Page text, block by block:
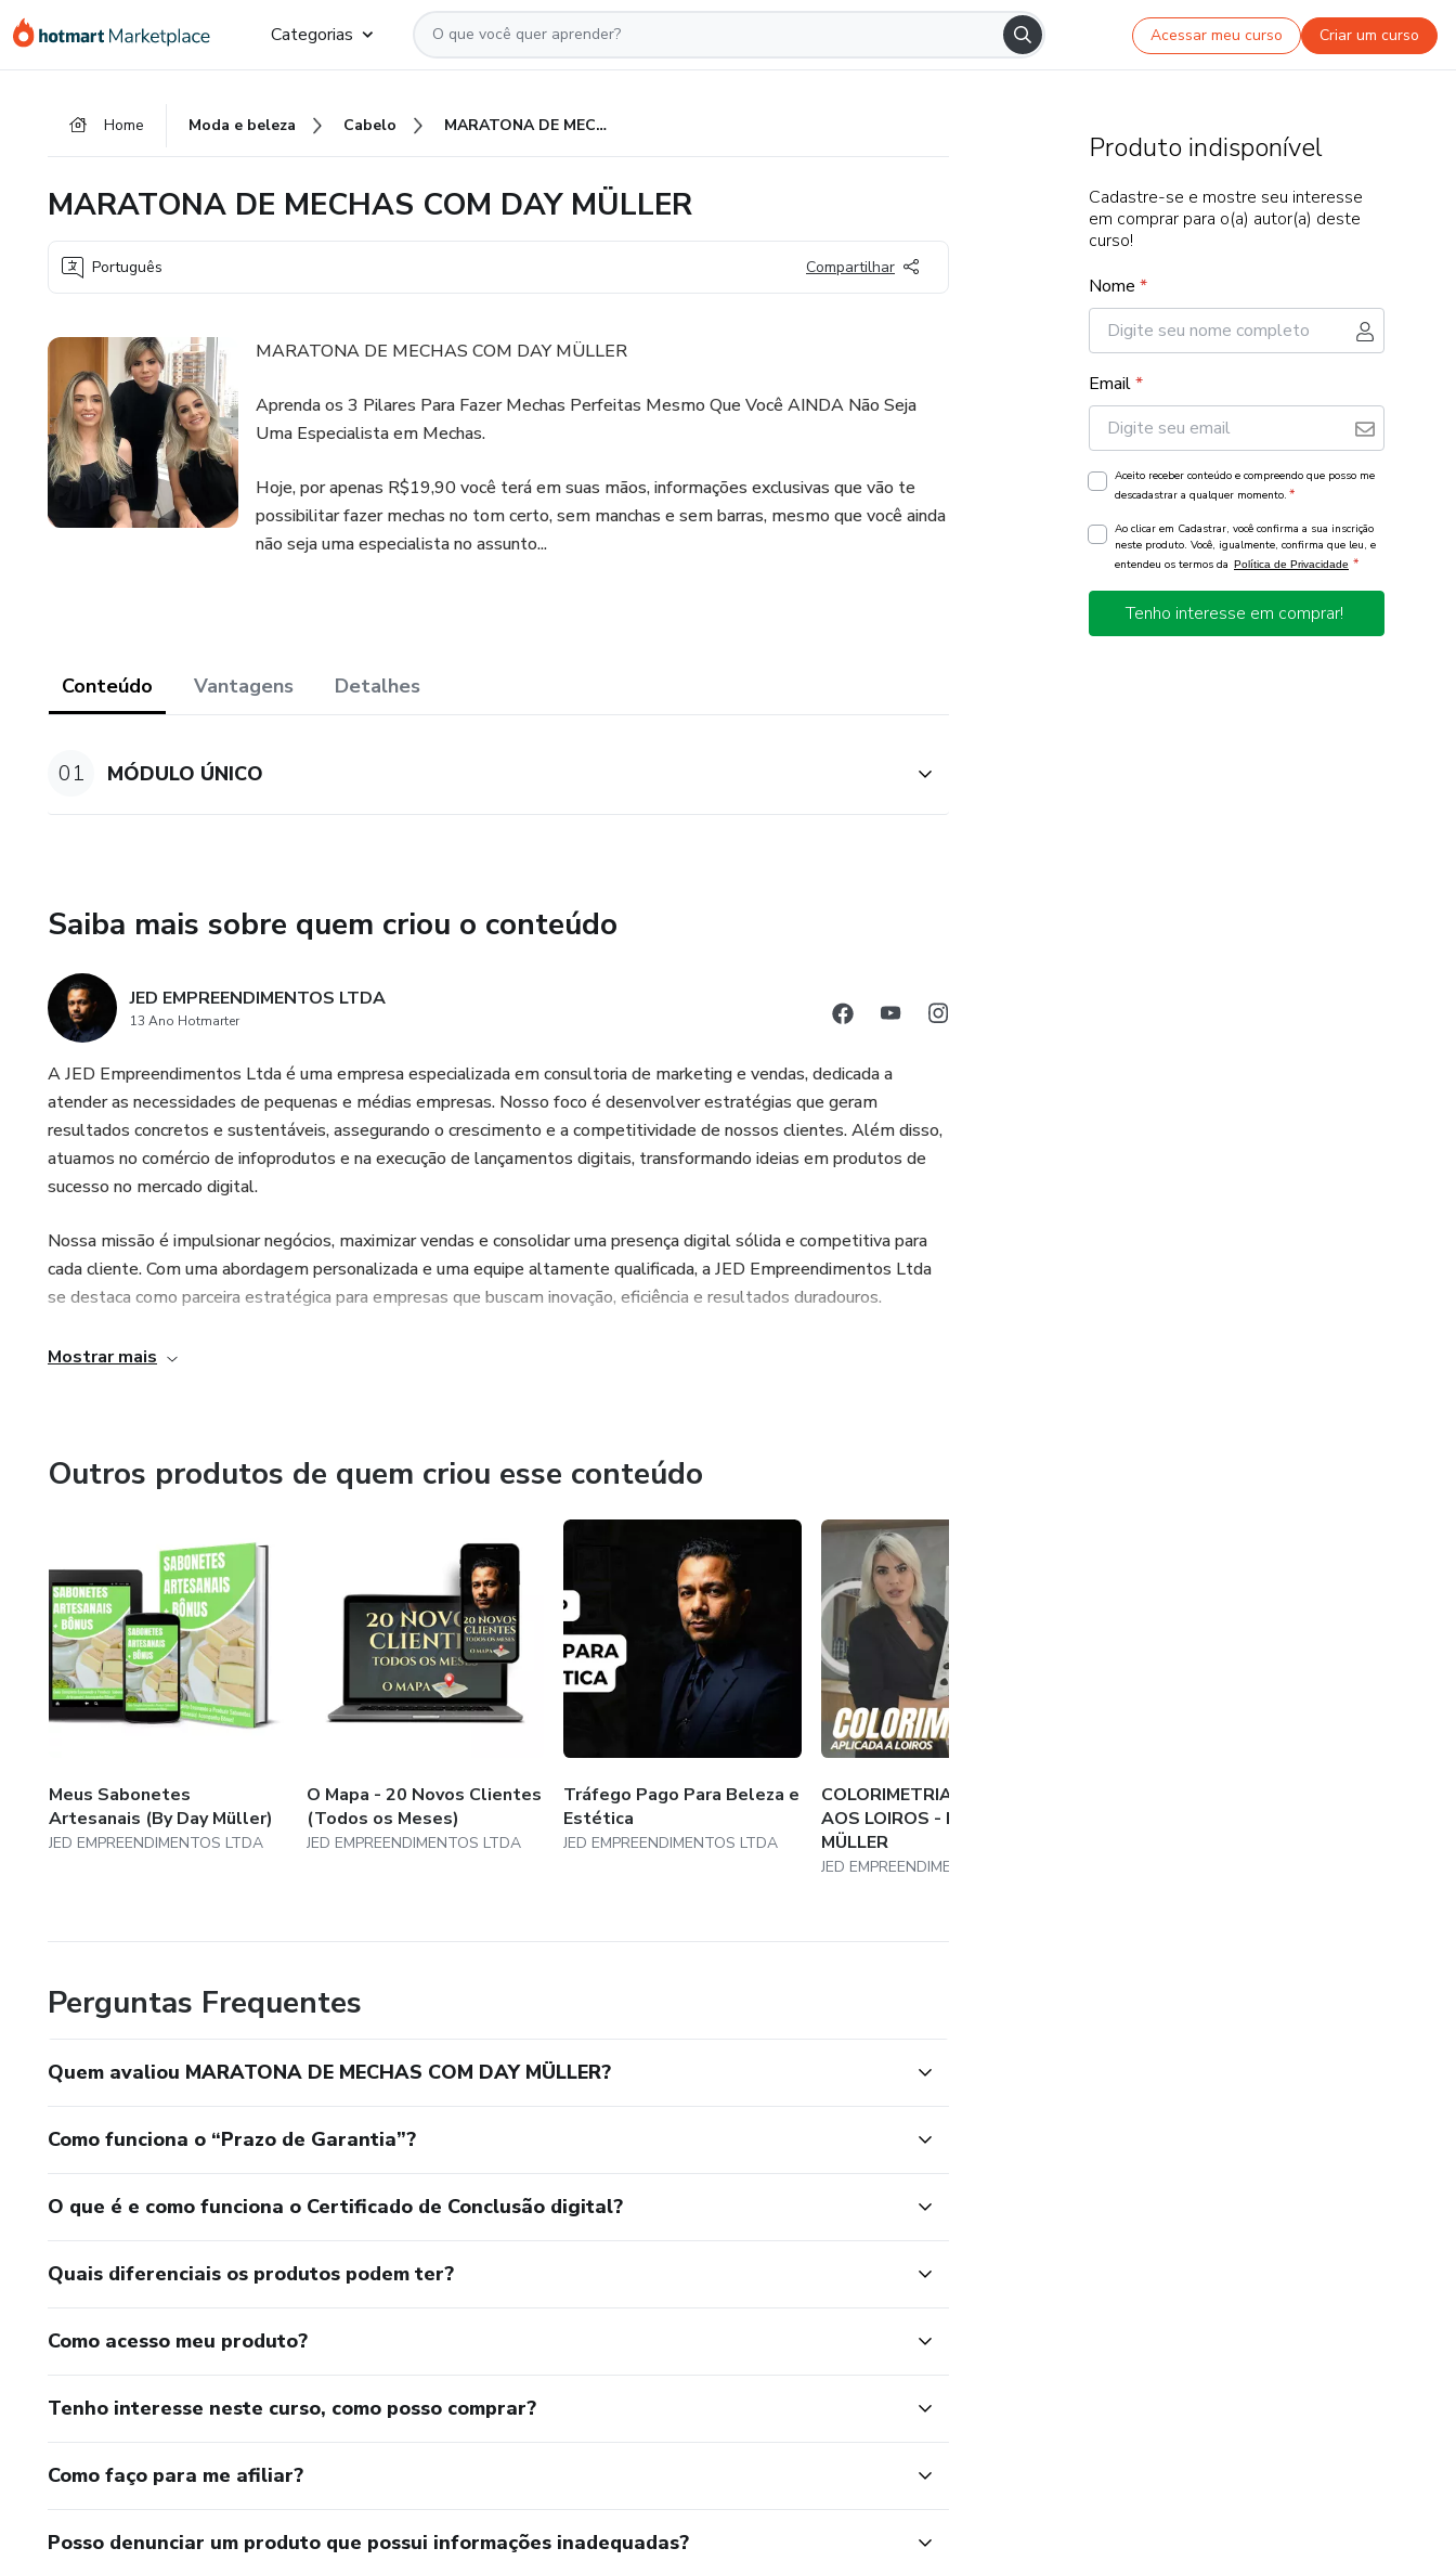
para
para
para
Categorias Acessar meu curso Criar um curso
Home Moda e beleza Cabelo MARATONA DE MECHAS COM DAY MÜLLER
MARATONA DE MECHAS COM DAY MÜLLER
Português Compartilhar
MARATONA DE MECHAS COM DAY MÜLLER
Aprenda os 3 Pilares Para Fazer Mechas Perfeitas Mesmo Que Você AINDA Não Seja
Uma Especialista em Mechas.
Hoje, por apenas R$19,90 você terá em suas mãos, informações exclusivas que vão te
possibilitar fazer mechas no tom certo, sem manchas e sem barras, mesmo que você ainda
não seja uma especialista no assunto...
Conteúdo Vantagens Detalhes
01 MÓDULO ÚNICO
Saiba mais sobre quem criou o conteúdo
JED EMPREENDIMENTOS LTDA
13 Ano Hotmarter
A JED Empreendimentos Ltda é uma empresa especializada em consultoria de marketing e vendas, dedicada a
atender as necessidades de pequenas e médias empresas. Nosso foco é desenvolver estratégias que geram
resultados concretos e sustentáveis, assegurando o crescimento e a competitividade de nossos clientes. Além disso,
atuamos no comércio de infoprodutos e na execução de lançamentos digitais, transformando ideias em produtos de
sucesso no mercado digital.
Nossa missão é impulsionar negócios, maximizar vendas e consolidar uma presença digital sólida e competitiva para
cada cliente. Com uma abordagem personalizada e uma equipe altamente qualificada, a JED Empreendimentos Ltda
se destaca como parceira estratégica para empresas que buscam inovação, eficiência e resultados duradouros.
Mostrar mais
Outros produtos de quem criou esse conteúdo
Meus Sabonetes
Artesanais (By Day Müller)
JED EMPREENDIMENTOS LTDA
O Mapa - 20 Novos Clientes
(Todos os Meses)
JED EMPREENDIMENTOS LTDA
Tráfego Pago Para Beleza e
Estética
JED EMPREENDIMENTOS LTDA
COLORIMETRIA APLICADA
AOS LOIROS - POR DAY
MÜLLER
JED EMPREENDIMENTOS LTDA
Perguntas Frequentes
Quem avaliou MARATONA DE MECHAS COM DAY MÜLLER?
Como funciona o “Prazo de Garantia”?
O que é e como funciona o Certificado de Conclusão digital?
Quais diferenciais os produtos podem ter?
Como acesso meu produto?
Tenho interesse neste curso, como posso comprar?
Como faço para me afiliar?
Posso denunciar um produto que possui informações inadequadas?
Produto indisponível
Cadastre-se e mostre seu interesse
em comprar para o(a) autor(a) deste
curso!
Nome *
Email*
Aceito receber conteúdo e compreendo que posso me
descadastrar a qualquer momento. *
Ao clicar em Cadastrar, você confirma a sua inscrição
neste produto. Você, igualmente, confirma que leu, e
entendeu os termos da Política de Privacidade *
Tenho interesse em comprar!